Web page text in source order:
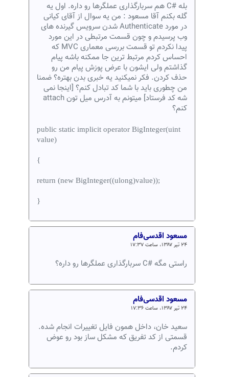
بله #C هم سربارگذاری عملگرها رو داره. اول یه
گله بکنم آقا مسعود : من یه سوال از آقای کیانی
در مورد Authenticate شدن سرویس گیرنده های
وب پرسیدم و چون قسمت مرتبطی در این مورد
پیدا نکردم تو قسمت بررسی معماری MVC که
احساس کردم مرتبط ترین جا ممکنه باشه پیام
گذاشتم ولی ایشون با عرض پوزش پیام من رو
حذف کردن. فکر نمیکنید یه خبری بدن بهتره؟ ضمنا
من چطوری باید با شما کد تبادل کنم؟ [اینجا نمی
شه کد فرستاد] میتونم به آدرس میل تون attach
کنم؟
public static implicit operator BigInteger(uint
value)
return (new BigInteger((ulong)value));
مسعود اقدسی‌فام
راستی مگه #C سربارگذاری عملگرها رو داره؟
مسعود اقدسی‌فام
سعید خان، داخل همون فایل تغییرات انجام شده.
قسمتی از کد تفریق که مشکل ساز بود رو عوض
کردم.